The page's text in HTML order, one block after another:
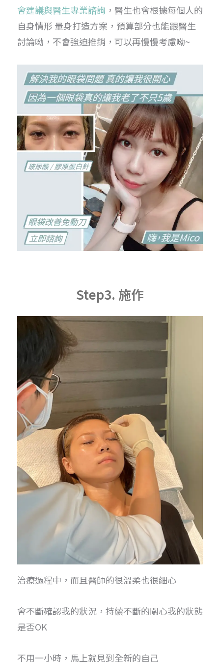
會建議與醫生專業諮詢 ，醫生也會根據每個人的
自身情形 量身打造方案，預算部分也能跟醫生
討論呦，不會強迫推銷，可以再慢慢考慮呦~
Step3. 施作
治療過程中，而且醫師的很溫柔也很細心
會不斷確認我的狀況，持續不斷的關心我的狀態
是否OK
不用一小時，馬上就見到全新的自己